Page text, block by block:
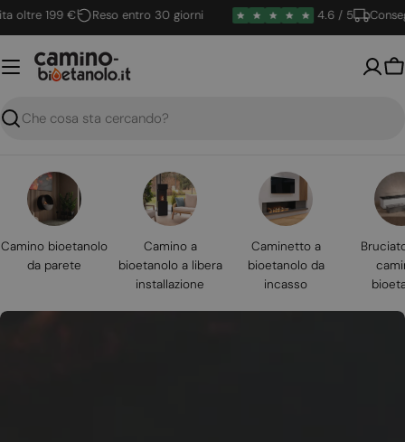
Vai
al
contenuto
199 € Reso entro 30 giorni 4.6 / 5 Consegna
Ricerca
Camino bioetanolo
da parete
Camino a
bioetanolo a libera
installazione
Caminetto a
bioetanolo da
incasso